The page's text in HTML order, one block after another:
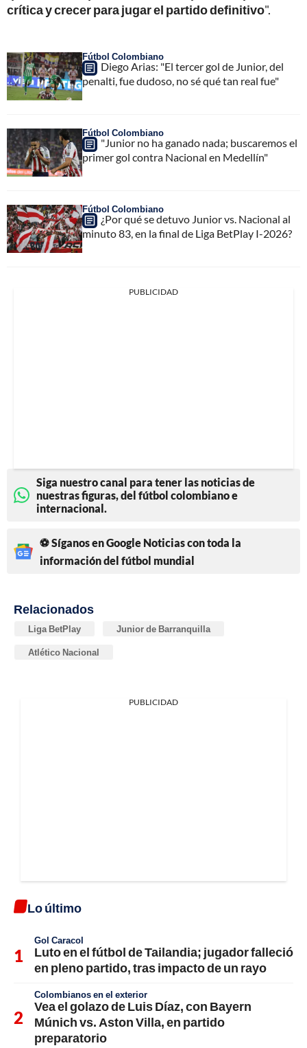
crítica y crecer para jugar el partido definitivo".
Fútbol Colombiano
Diego Arias: "El tercer gol de Junior, del
penalti, fue dudoso, no sé qué tan real fue"
Fútbol Colombiano
"Junior no ha ganado nada; buscaremos el
primer gol contra Nacional en Medellín"
Fútbol Colombiano
¿Por qué se detuvo Junior vs. Nacional al
minuto 83, en la final de Liga BetPlay I-2026?
PUBLICIDAD
Siga nuestro canal para tener las noticias de
nuestras figuras, del fútbol colombiano e
internacional.
⚽ Síganos en Google Noticias con toda la
información del fútbol mundial
Relacionados
Liga BetPlay Junior de Barranquilla
Atlético Nacional
PUBLICIDAD
Lo último
Gol Caracol
Luto en el fútbol de Tailandia; jugador falleció
en pleno partido, tras impacto de un rayo
Colombianos en el exterior
Vea el golazo de Luis Díaz, con Bayern
Múnich vs. Aston Villa, en partido
preparatorio